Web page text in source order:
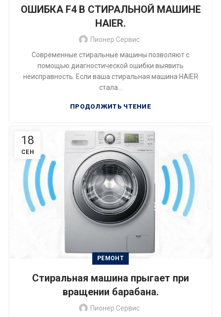
ОШИБКА F4 В СТИРАЛЬНОЙ МАШИНЕ
HAIER.
Пионер Сервис
Современные стиральные машины позволяют с
помощью диагностической ошибки выявить
неисправность. Если ваша стиральная машина HAIER
стала...
ПРОДОЛЖИТЬ ЧТЕНИЕ
18
СЕН
РЕМОНТ
Стиральная машина прыгает при
вращении барабана.
Пионер Сервис